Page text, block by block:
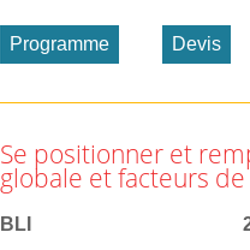
Programme Devis
Se positionner et
globale et facteurs
BLI